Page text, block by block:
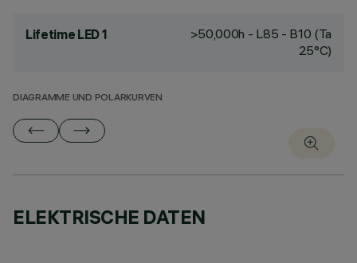
Lifetime LED 1
>50,000h - L85 - B10 (Ta
25°C)
DIAGRAMME UND POLARKURVEN
ELEKTRISCHE DATEN